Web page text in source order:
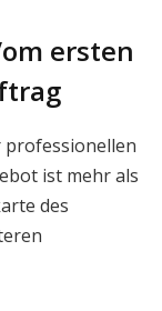
ersten
professionellen
ist mehr als
des